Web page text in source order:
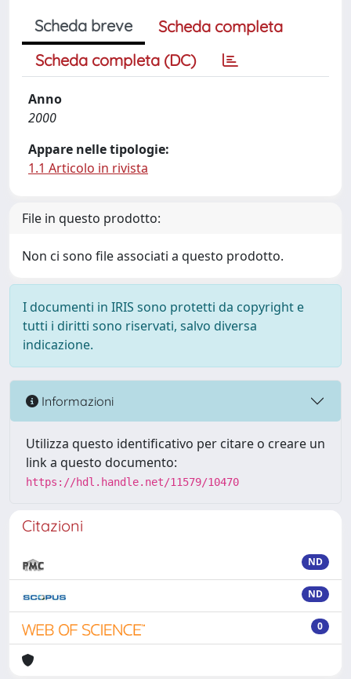
Scheda breve
Scheda completa
Scheda completa (DC)
Anno
2000
Appare nelle tipologie:
1.1 Articolo in rivista
File in questo prodotto:
Non ci sono file associati a questo prodotto.
I documenti in IRIS sono protetti da copyright e
tutti i diritti sono riservati, salvo diversa
indicazione.
Informazioni
Utilizza questo identificativo per citare o creare un
link a questo documento:
https://hdl.handle.net/11579/10470
Citazioni
ND
ND
0